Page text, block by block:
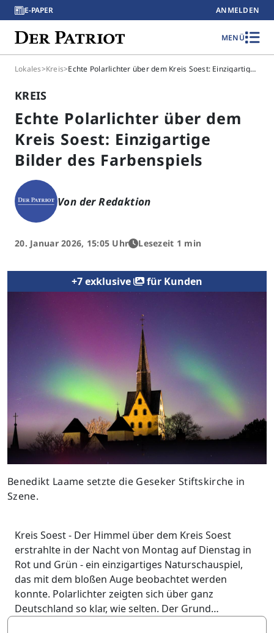
E-PAPER ANMELDEN
MENÜ
Lokales>Kreis> Echte Polarlichter über dem Kreis Soest: Einzigartige Bilder des Farbenspiels
KREIS
Echte Polarlichter über dem
Kreis Soest: Einzigartige
Bilder des Farbenspiels
Von der Redaktion
20. Januar 2026, 15:05 Uhr Lesezeit 1 min
+7 exklusive für Kunden
Benedikt Laame setzte die Geseker Stiftskirche in
Szene.
Previous
Kreis Soest - Der Himmel über dem Kreis Soest
erstrahlte in der Nacht von Montag auf Dienstag in
Rot und Grün - ein einzigartiges Naturschauspiel,
das mit dem bloßen Auge beobachtet werden
konnte. Polarlichter zeigten sich über ganz
Deutschland so klar, wie selten. Der Grund…